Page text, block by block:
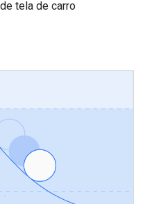
tela de carro